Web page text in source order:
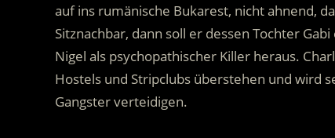
auf ins rumänische Bukarest, nicht ahnend,
Sitznachbar, dann soll er dessen Tochter
Nigel als psychopathischer Killer heraus.
Hostels und Stripclubs überstehen und wird
Gangster verteidigen.